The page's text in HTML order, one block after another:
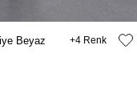
Beyaz 4